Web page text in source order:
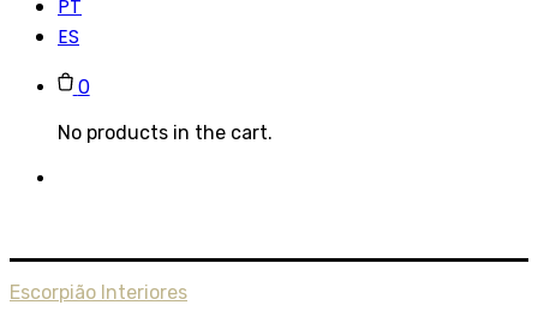
PT
ES
0
No products in the cart.
Escorpião Interiores